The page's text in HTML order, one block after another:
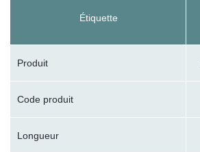
Étiquette
Produit
Code produit
Longueur